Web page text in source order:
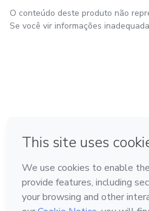
O conteúdo deste produto não
Se você vir informações
Feito com ❤ em Bogotá